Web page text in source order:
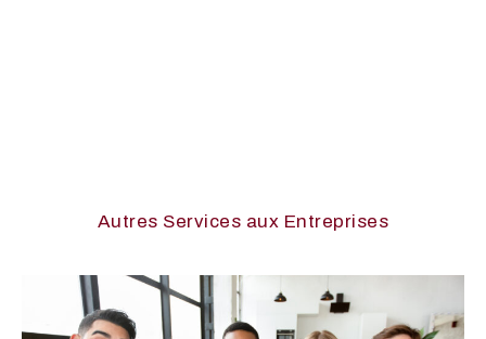
Autres Services aux Entreprises